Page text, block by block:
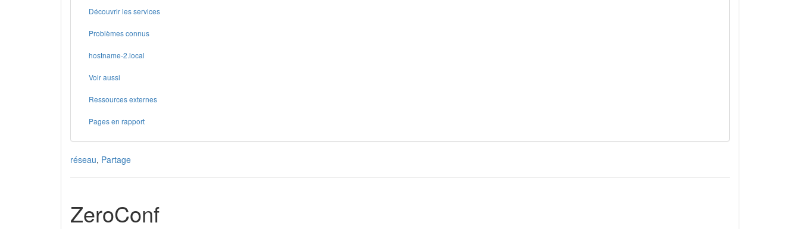
Découvrir les services
Problèmes connus
hostname-2.local
Voir aussi
Ressources externes
Pages en rapport
réseau, Partage
ZeroConf